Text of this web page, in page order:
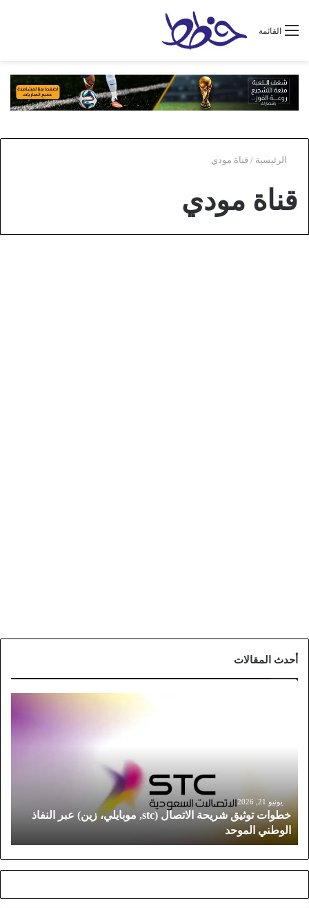
القائمة
الرئيسية / قناة مودي
قناة مودي
أحدث المقالات
ث
ش
ر
ي
يونيو 21, 2026
خطوات توثيق شريحة الاتصال (stc, موبايلي، زين) عبر النفاذ
الوطني الموحد